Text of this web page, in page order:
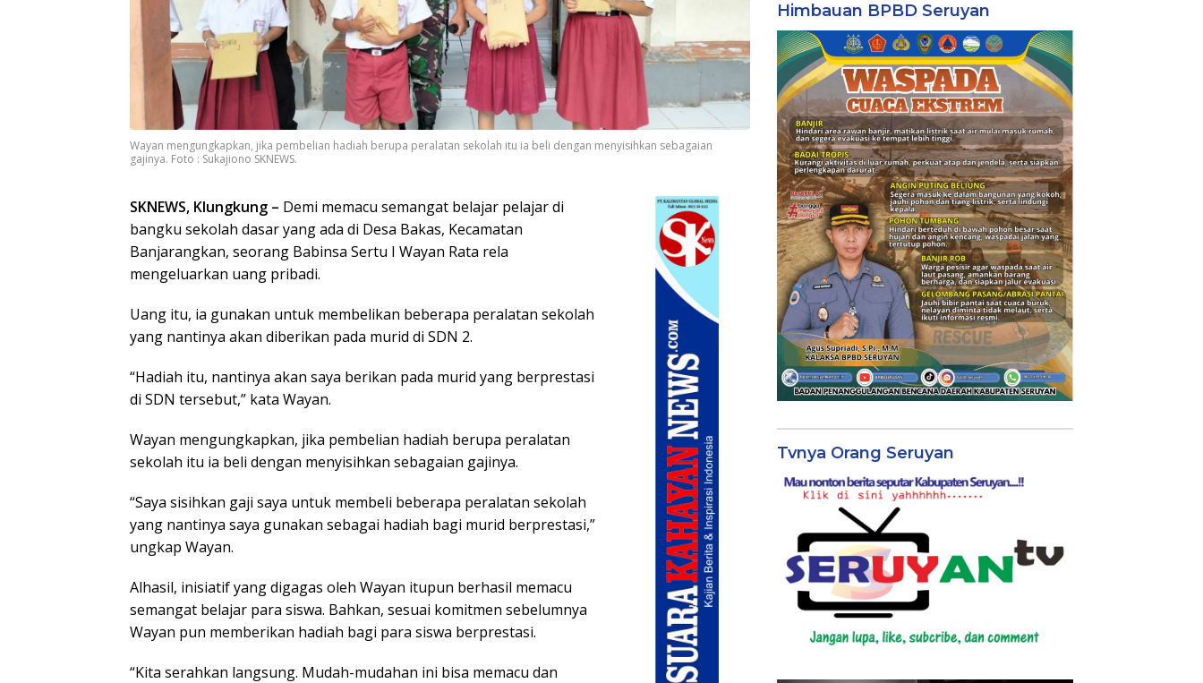
Wayan mengungkapkan, jika pembelian hadiah berupa peralatan sekolah itu ia beli dengan menyisihkan sebagaian
gajinya. Foto : Sukajiono SKNEWS.
SKNEWS, Klungkung – Demi memacu semangat belajar pelajar di
bangku sekolah dasar yang ada di Desa Bakas, Kecamatan
Banjarangkan, seorang Babinsa Sertu I Wayan Rata rela
mengeluarkan uang pribadi.
Uang itu, ia gunakan untuk membelikan beberapa peralatan sekolah
yang nantinya akan diberikan pada murid di SDN 2.
“Hadiah itu, nantinya akan saya berikan pada murid yang berprestasi
di SDN tersebut,” kata Wayan.
Wayan mengungkapkan, jika pembelian hadiah berupa peralatan
sekolah itu ia beli dengan menyisihkan sebagaian gajinya.
“Saya sisihkan gaji saya untuk membeli beberapa peralatan sekolah
yang nantinya saya gunakan sebagai hadiah bagi murid berprestasi,”
ungkap Wayan.
Alhasil, inisiatif yang digagas oleh Wayan itupun berhasil memacu
semangat belajar para siswa. Bahkan, sesuai komitmen sebelumnya
Wayan pun memberikan hadiah bagi para siswa berprestasi.
“Kita serahkan langsung. Mudah-mudahan ini bisa memacu dan
Himbauan BPBD Seruyan
Tvnya Orang Seruyan